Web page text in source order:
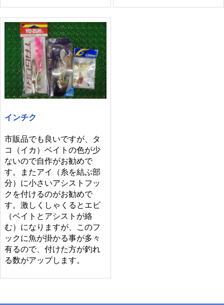
インチク
市販品でも良いですが、タ
コ（イカ）ベイトの色が少
ないので自作がお勧めで
す。またアイ（糸を結ぶ部
分）に小さいアシストフッ
クを付けるのがお勧めで
す。激しくしゃくるとエビ
（ベイトとアシストが絡
む）になりますが、このフ
ックに魚が掛かる事が多々
有るので、付けた方が釣れ
る数がアップします。